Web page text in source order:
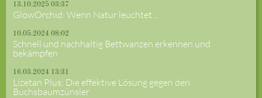
13.10.2025 03:37
GlowOrchid: Wenn Natur leuchtet ...
10.05.2024 08:02
Schnell und nachhaltig Bettwanzen erkennen und
bekämpfen
16.03.2024 13:31
Lizetan Plus: Die effektive Lösung gegen den
Buchsbaumzünsler